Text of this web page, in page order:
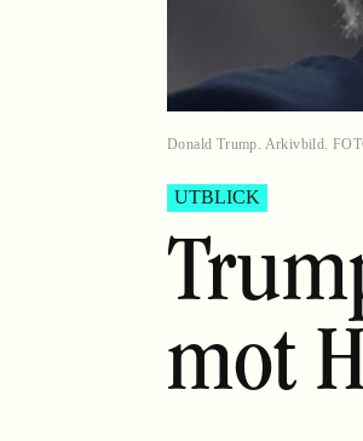
Donald Trump. Arkivbild.
UTBLICK
mot